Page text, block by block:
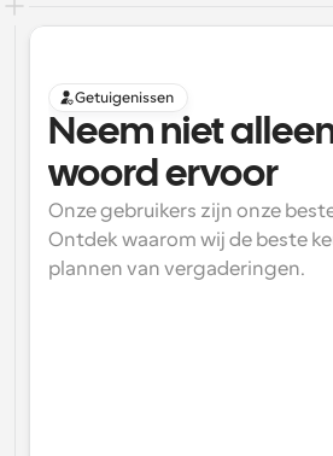
Getuigenissen
Neem niet
woord ervoor
Onze gebruikers zijn onze
Ontdek waarom wij de beste
plannen van vergaderingen.